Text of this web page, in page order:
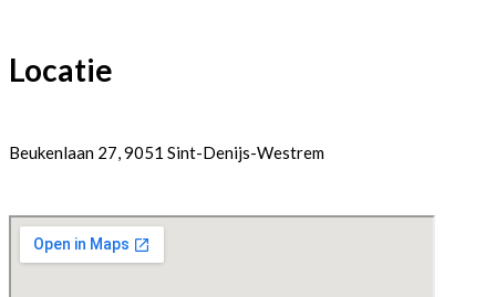
Locatie
Beukenlaan 27, 9051 Sint-Denijs-Westrem